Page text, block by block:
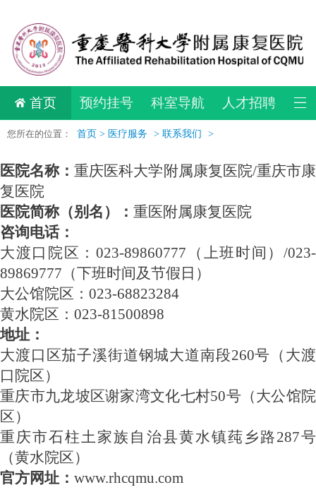
首页 预约挂号 科室导航 人才招聘
您所在的位置： 首页 > 医疗服务 > 联系我们 >
医院名称：重庆医科大学附属康复医院/重庆市康
复医院
医院简称（别名）： 重医附属康复医院
咨询电话：
大渡口院区：023-89860777（上班时间）/023-
89869777（下班时间及节假日）
大公馆院区： 023-68823284
黄水院区： 023-81500898
地址：
大渡口区茄子溪街道钢城大道南段260号（大渡
口院区）
重庆市九龙坡区谢家湾文化七村50号（大公馆院
区）
重庆市石柱土家族自治县黄水镇莼乡路287号
（黄水院区）
官方网址： www.rhcqmu.com